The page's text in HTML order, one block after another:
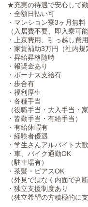
★充実の待遇で安心して
・全額日払い可
・マンション寮3ヶ月無料
（入居費不要、即入寮可
・上京費用、引っ越し費
・家賃補助3万円（社内規
・昇給昇格随時
・報奨金あり
・ボーナス支給有
・歩合有
・福利厚生
・各種手当
（役職手当・大入手当・
・皆勤手当・有給手当）
・有給休暇有
・経験者優遇
・学生さんアルバイト大
・車、バイク通勤OK
（駐車場有）
・茶髪・ピアスOK
（外見ではなく内面で判
・独立支援制度あり
（独立希望の方積極的に支